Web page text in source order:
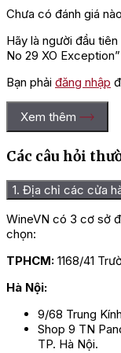
Chưa có đánh giá
Hãy là người đầu
No 29 XO Exception”
Bạn phải đăng nhập
Xem thêm
Các câu hỏi
1. Địa chỉ các cửa
WineVN có 3 cơ sở
chọn:
TPHCM: 1168/41
Hà Nội:
9/68 Trung
Shop 9 TN
TP. Hà Nội.